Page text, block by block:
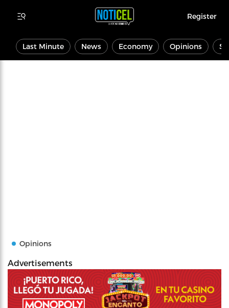
Register
Last Minute News Economy Opinions
Opinions
Advertisements